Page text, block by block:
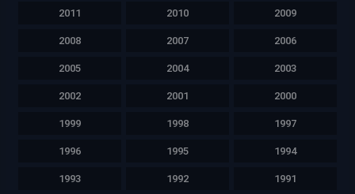
2011 2010 2009
2008 2007 2006
2005 2004 2003
2002 2001 2000
1999 1998 1997
1996 1995 1994
1993 1992 1991